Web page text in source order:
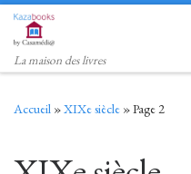
Skip to content
La maison des livres
Accueil »XIXe siècle »Page 2